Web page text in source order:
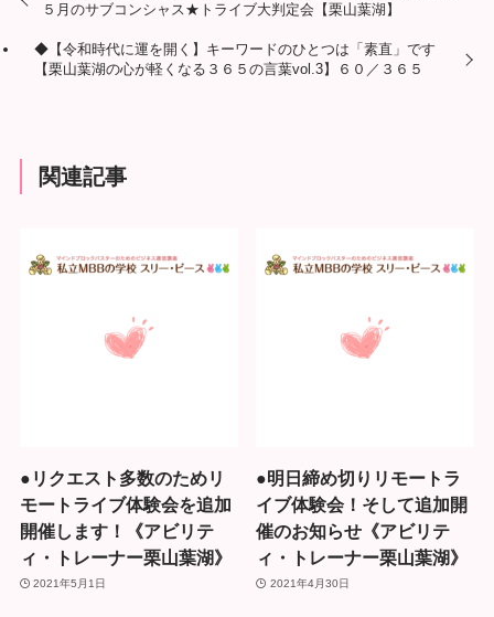
５月のサブコンシャス★トライブ大判定会【栗山葉湖】
◆【令和時代に運を開く】キーワードのひとつは「素直」です
【栗山葉湖の心が軽くなる３６５の言葉vol.3】６０／３６５
関連記事
●リクエスト多数のためリ
モートライブ体験会を追加
開催します！《アビリテ
ィ・トレーナー栗山葉湖》
2021年5月1日
●明日締め切りリモートラ
イブ体験会！そして追加開
催のお知らせ《アビリテ
ィ・トレーナー栗山葉湖》
2021年4月30日